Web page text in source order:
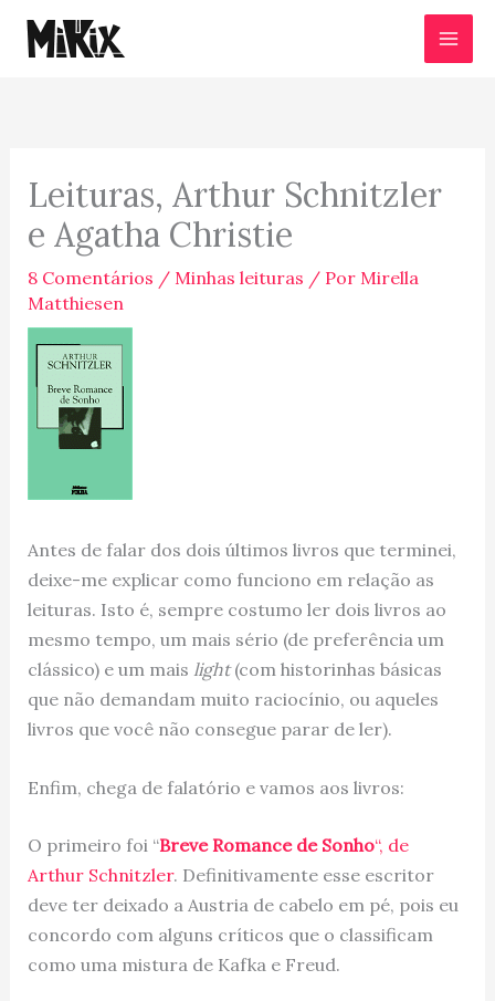
para
Leituras, Arthur Schnitzler
e Agatha Christie
8 Comentários / Minhas leituras / Por Mirella
Matthiesen
Antes de falar dos dois últimos livros que terminei,
deixe-me explicar como funciono em relação as
leituras. Isto é, sempre costumo ler dois livros ao
mesmo tempo, um mais sério (de preferência um
clássico) e um mais light(com historinhas básicas
que não demandam muito raciocínio, ou aqueles
livros que você não consegue parar de ler).
Enfim, chega de falatório e vamos aos livros:
O primeiro foi “Breve Romance de Sonho“, de
Arthur Schnitzler. Definitivamente esse escritor
deve ter deixado a Austria de cabelo em pé, pois eu
concordo com alguns críticos que o classificam
como uma mistura de Kafka e Freud.